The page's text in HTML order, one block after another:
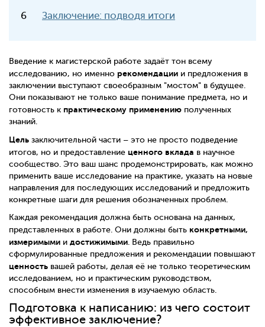
Заключение: подводя итоги
Введение к магистерской работе задаёт тон всему
исследованию, но именно рекомендации и предложения в
заключении выступают своеобразным "мостом" в будущее.
Они показывают не только ваше понимание предмета, но и
готовность к практическому применению полученных
знаний.
Цель заключительной части – это не просто подведение
итогов, но и предоставление ценного вклада в научное
сообщество. Это ваш шанс продемонстрировать, как можно
применить ваше исследование на практике, указать на новые
направления для последующих исследований и предложить
конкретные шаги для решения обозначенных проблем.
Каждая рекомендация должна быть основана на данных,
представленных в работе. Они должны быть конкретными,
измеримыми и достижимыми. Ведь правильно
сформулированные предложения и рекомендации повышают
ценность вашей работы, делая её не только теоретическим
исследованием, но и практическим руководством,
способным внести изменения в изучаемую область.
Подготовка к написанию: из чего состоит
эффективное заключение?